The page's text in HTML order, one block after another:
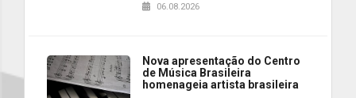
06.08.2026
Nova apresentação do Centro
de Música Brasileira
homenageia artista brasileira